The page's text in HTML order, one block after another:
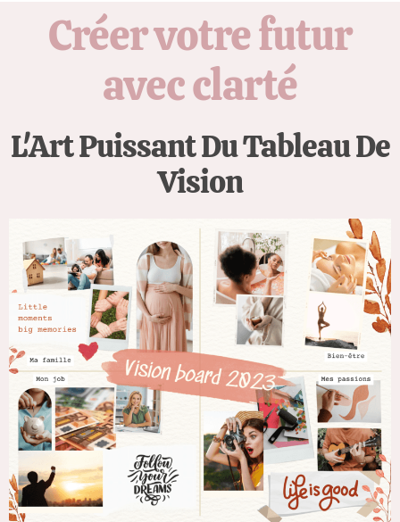
Créer votre futur
avec clarté
L'Art Puissant Du Tableau De
Vision